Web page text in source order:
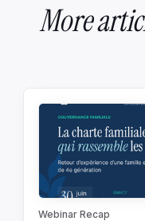
More
Webinar Recap